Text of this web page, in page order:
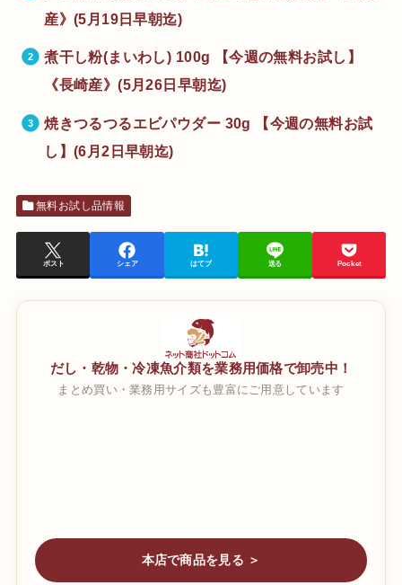
産》(5月19日早朝迄)
煮干し粉(まいわし) 100g 【今週の無料お試し】
《長崎産》(5月26日早朝迄)
焼きつるつるエビパウダー 30g 【今週の無料お試
し】(6月2日早朝迄)
無料お試し品情報
ポスト シェア はてブ 送る Pocket
だし・乾物・冷凍魚介類を業務用価格で卸売中！
まとめ買い・業務用サイズも豊富にご用意しています
本店で商品を見る ＞